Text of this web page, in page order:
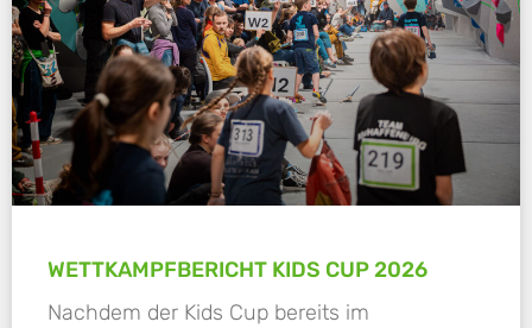
WETTKAMPFBERICHT KIDS CUP 2026
Nachdem der Kids Cup bereits im